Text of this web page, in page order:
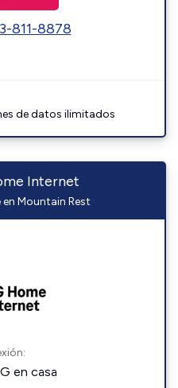
811-8878
de datos ilimitados
Internet
Mountain Rest
en casa